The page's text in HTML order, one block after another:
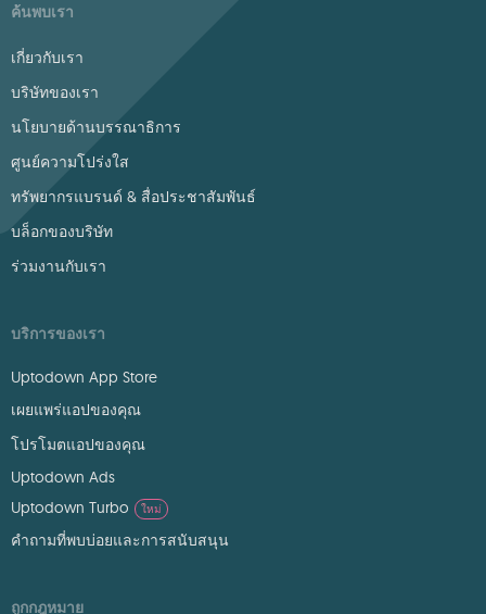
ค้นพบเรา
เกี่ยวกับเรา
บริษัทของเรา
นโยบายด้านบรรณาธิการ
ศูนย์ความโปร่งใส
ทรัพยากรแบรนด์ & สื่อประชาสัมพันธ์
บล็อกของบริษัท
ร่วมงานกับเรา
บริการของเรา
Uptodown App Store
เผยแพร่แอปของคุณ
โปรโมตแอปของคุณ
Uptodown Ads
Uptodown Turbo
ใหม่
คำถามที่พบบ่อยและการสนับสนุน
ถูกกฎหมาย